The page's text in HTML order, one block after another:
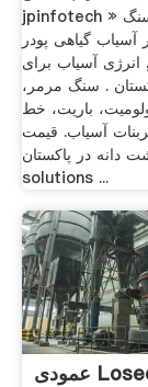
jpinfotech » پانسمان سنگ
آسیاب گیاهی پودر
انرژی آسیاب برای
. سنگ مرمر،
باریت، خط
آسیاب. قیمت
دانه در پاکستان
solutions ...
عمودی Loseche